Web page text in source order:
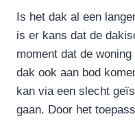
Is het dak al een
is er kans dat de
moment dat de woning
dak ook aan bod
kan via een slecht
gaan. Door het